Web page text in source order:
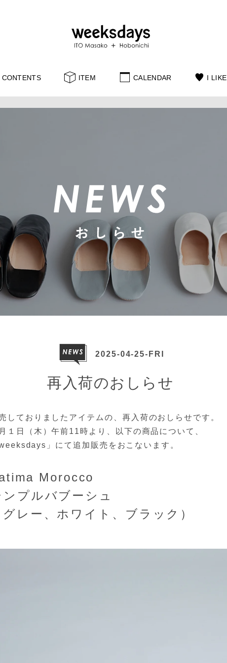
CONTENTS ITEM CALENDAR I LIKE
2025-04-25-FRI
再入荷のおしらせ
しておりましたアイテムの、再入荷のおしらせです。
１日（木）午前11時より、以下の商品について、
」にて追加販売をおこないます。
Morocco
ンプルバブーシュ
グレー、ホワイト、ブラック）